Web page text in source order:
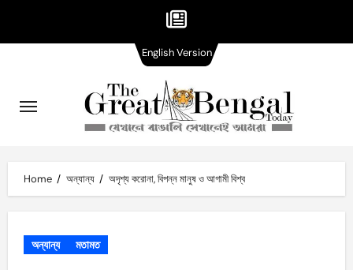
content
Home অন্যান্য অদৃশ্য করোনা, বিপন্ন মানুষ ও আগামী বিশ্ব
অন্যান্য মতামত
English VersionVersion